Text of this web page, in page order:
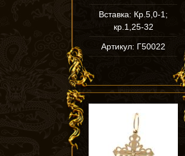
Вставка: Кр.5,0-1;
кр.1,25-32
Артикул: Г50022